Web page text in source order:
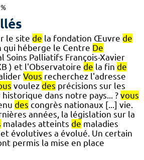
le site de la fondation Œuvre de
qui héberge le Centre De
Soins Palliatifs François-Xavier
) et l'Observatoire de la fin de
Vous recherchez l'adresse
voulez des précisions sur les
dans notre pays... ? vous
des congrès nationaux [...] vie.
années, la législation sur la
malades atteints de maladies
évolutives a évolué. Un certain
permis la mise en place